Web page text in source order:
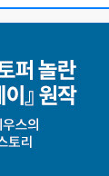
전체선택